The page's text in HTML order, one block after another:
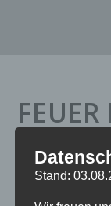
Datum: 21.
Stand: